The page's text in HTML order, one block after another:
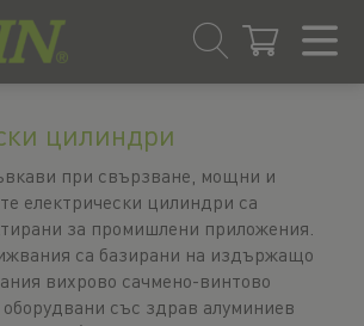
цилиндри
при свързване, мощни и
електрически цилиндри са
за промишлени приложения.
са базирани на издържащо
вихрово сачмено-винтово
със здрав алуминиев